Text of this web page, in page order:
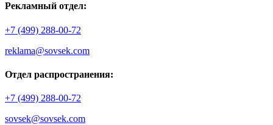
Рекламный отдел:
+7 (499) 288-00-72
reklama@sovsek.com
Отдел распространения:
+7 (499) 288-00-72
sovsek@sovsek.com